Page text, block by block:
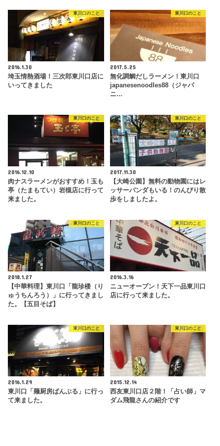
東川口のこと
2016.1.30
埼玉情熱酒場！三次郎東川口店に
いってきました
東川口のこと
2017.5.25
無化調鯛だしラーメン！東川口
japanesenoodles88（ジャパ
ニ…
東川口のこと
2016.12.10
肉ナスラーメンがおすすめ！玉も
亭（たまもてい）岩槻店に行って
来ました。
東川口のこと
2017.11.30
【大崎公園】無料の動物園にはレ
ッサーパンダもいる！のんびり散
歩をしましたよ。
東川口のこと
2018.1.27
【中華料理】東川口「龍珍楼（り
ゅうちんろう）」に行ってきまし
た。【五目そば】
東川口のこと
2016.3.16
ニューオープン！天下一品東川口
店に行って来ました。
東川口のこと
2016.1.29
東川口「麺厨房ばんぶる」に行っ
て来ました。
東川口のこと
2015.12.14
西友東川口店２階！「占い師」マ
ダム飛龍さんの紹介です